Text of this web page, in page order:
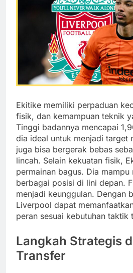
Ekitike memiliki perpaduan
fisik, dan kemampuan teknik
Tinggi badannya mencapai
dia ideal untuk menjadi target
juga bisa bergerak bebas
lincah. Selain kekuatan fisik,
permainan bagus. Dia
berbagai posisi di lini depan.
menjadi keunggulan. Dengan
Liverpool dapat
peran sesuai kebutuhan taktik
Langkah Strategis
Transfer